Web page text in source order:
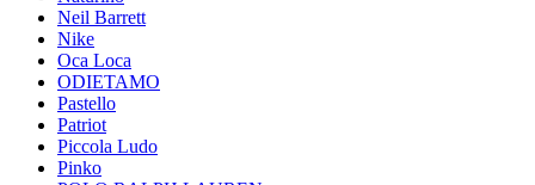
Neil Barrett
Nike
Oca Loca
ODIETAMO
Pastello
Patriot
Piccola Ludo
Pinko